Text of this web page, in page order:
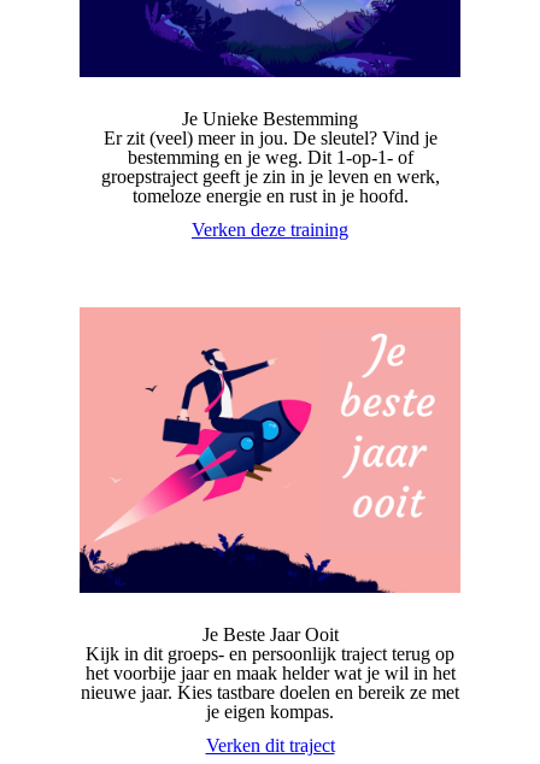
Je Unieke Bestemming
Er zit (veel) meer in jou. De sleutel? Vind je
bestemming en je weg. Dit 1-op-1- of
groepstraject geeft je zin in je leven en werk,
tomeloze energie en rust in je hoofd.
Verken deze training
Je Beste Jaar Ooit
Kijk in dit groeps- en persoonlijk traject terug op
het voorbije jaar en maak helder wat je wil in het
nieuwe jaar. Kies tastbare doelen en bereik ze met
je eigen kompas.
Verken dit traject